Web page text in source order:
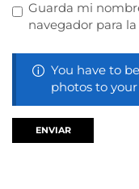
Guarda mi
navegador para
You have to
photos to